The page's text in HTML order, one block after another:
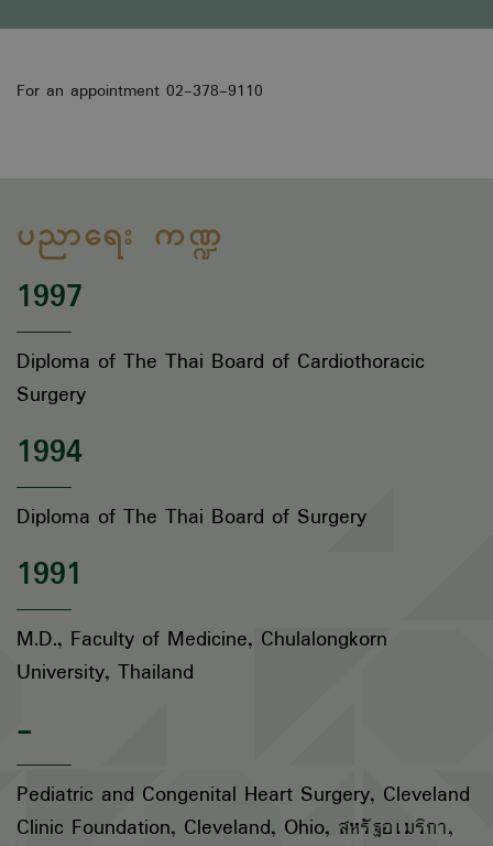
For an appointment 02-378-9110
ပညာရေး ကဏ္ဍ
1997
Diploma of The Thai Board of Cardiothoracic
Surgery
1994
Diploma of The Thai Board of Surgery
1991
M.D., Faculty of Medicine, Chulalongkorn
University, Thailand
-
Pediatric and Congenital Heart Surgery, Cleveland
Clinic Foundation, Cleveland, Ohio, สหรัฐอเมริกา,